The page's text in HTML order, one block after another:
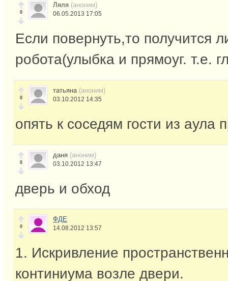
0
Ляля (аноним)
06.05.2013 17:05
Если повернуть,то получится
робота(улыбка и прямоуг. т.е.
0
татьяна (аноним)
03.10.2012 14:35
опять к соседям гости из аула
0
даня (аноним)
03.10.2012 13:47
дверь и обход
0
ФДЕ
14.08.2012 13:57
1. Искривление
континиума возле двери.